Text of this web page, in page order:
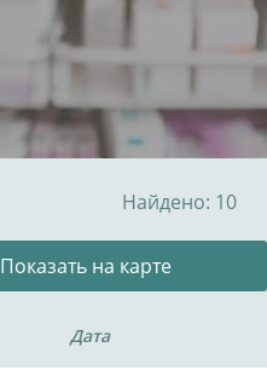
Найдено: 10
Показать на карте
Дата